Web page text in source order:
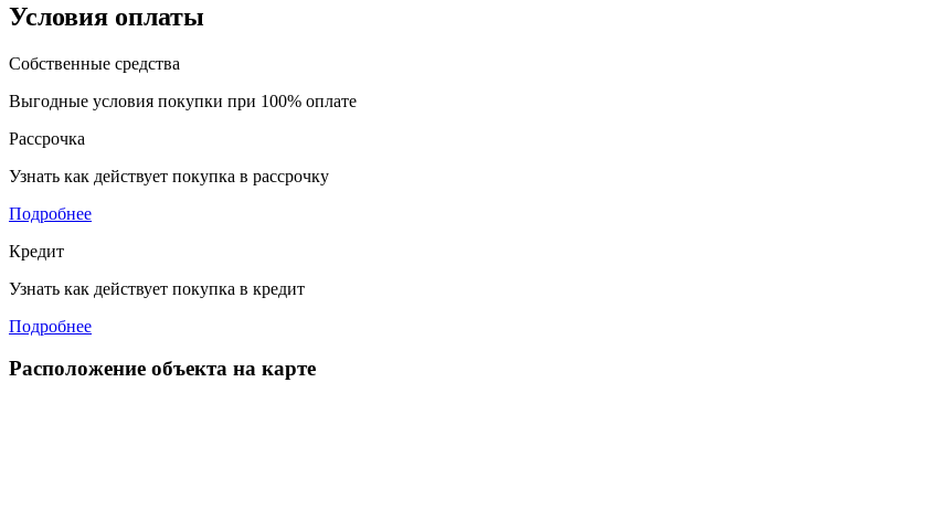
Условия оплаты
Собственные средства
Выгодные условия покупки при 100% оплате
Рассрочка
Узнать как действует покупка в рассрочку
Подробнее
Кредит
Узнать как действует покупка в кредит
Подробнее
Расположение объекта на карте